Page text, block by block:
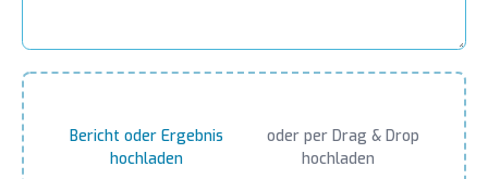
Bericht oder Ergebnis
hochladen
oder per Drag & Drop
hochladen